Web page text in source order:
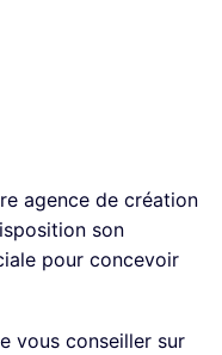
agence de création
son
pour concevoir
vous conseiller sur